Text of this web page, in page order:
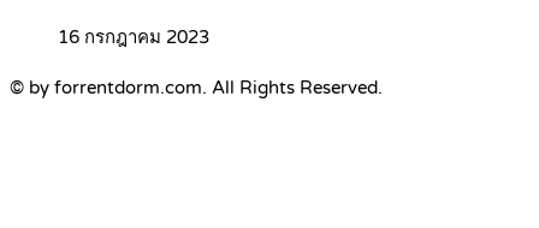
16 กรกฎาคม 2023
© by forrentdorm.com. All Rights Reserved.